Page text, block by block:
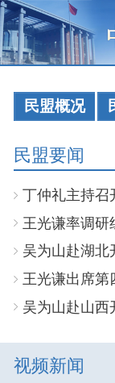
民盟概况
民盟要闻
丁仲礼主持召
王光谦率调研
吴为山赴湖北
王光谦出席第
吴为山赴山西
视频新闻